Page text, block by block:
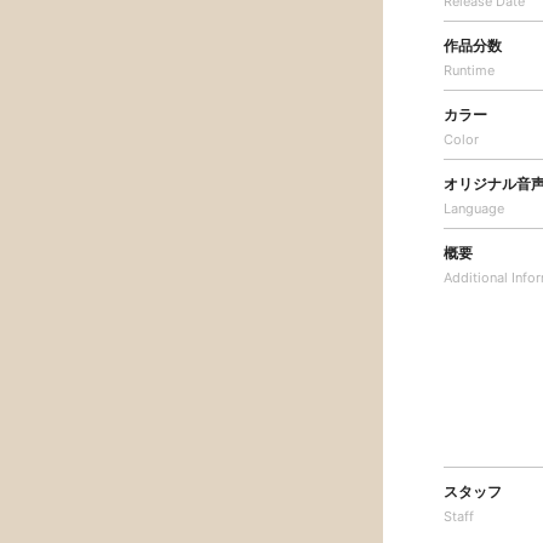
作品分数
Runtime
カラー
Color
オリジナル音
Language
概要
Additional
スタッフ
Staff